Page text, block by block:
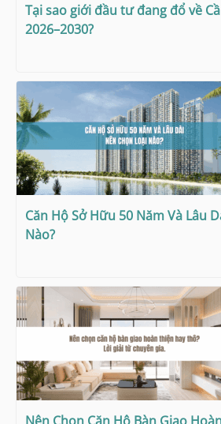
Tại sao giới đầu tư đang đổ về
2026–2030?
Căn Hộ Sở Hữu 50 Năm Và Lâu
Nào?